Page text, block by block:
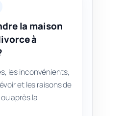
la maison
à
les inconvénients,
et les raisons de
après la